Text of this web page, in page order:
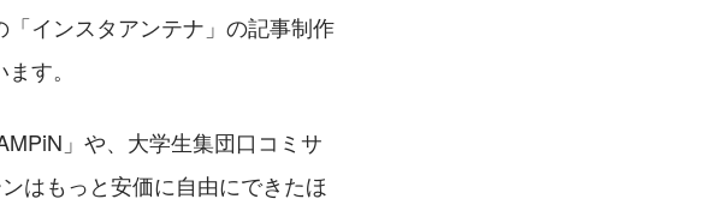
インスタアンテナ」の記事制作
す。
」や、大学生集団口コミサ
はもっと安価に自由にできたほ